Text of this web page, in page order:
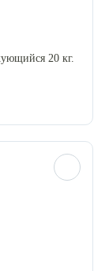
20 кг.